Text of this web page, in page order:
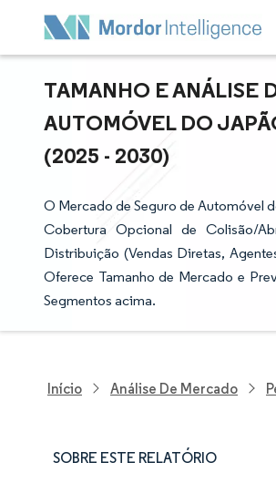
TAMANHO E ANÁLISE
AUTOMÓVEL DO
(2025 - 2030)
O Mercado de Seguro de Automóvel
Cobertura Opcional de Colisão/
Distribuição (Vendas Diretas,
Oferece Tamanho de Mercado e
Segmentos acima.
Início Análise De Mercado
SOBRE ESTE RELATÓRIO